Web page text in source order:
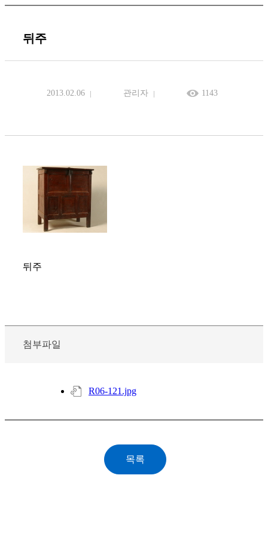
뒤주
2013.02.06 관리자 1143
뒤주
첨부파일
R06-121.jpg